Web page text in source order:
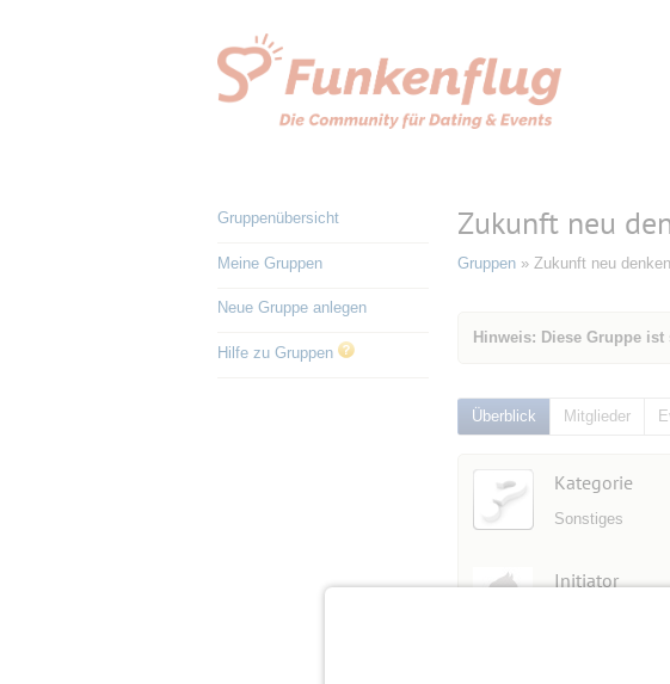
Gruppenübersicht
Meine Gruppen
Neue Gruppe anlegen
Hilfe zu Gruppen
Zukunft neu
Gruppen » Zukunft neu
Hinweis: Diese Gruppe
Überblick Mitglieder
Kategorie
Sonstiges
Initiator